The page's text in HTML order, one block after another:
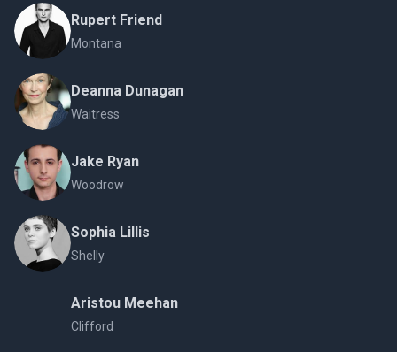
Rupert Friend
Montana
Deanna Dunagan
Waitress
Jake Ryan
Woodrow
Sophia Lillis
Shelly
Aristou Meehan
Clifford